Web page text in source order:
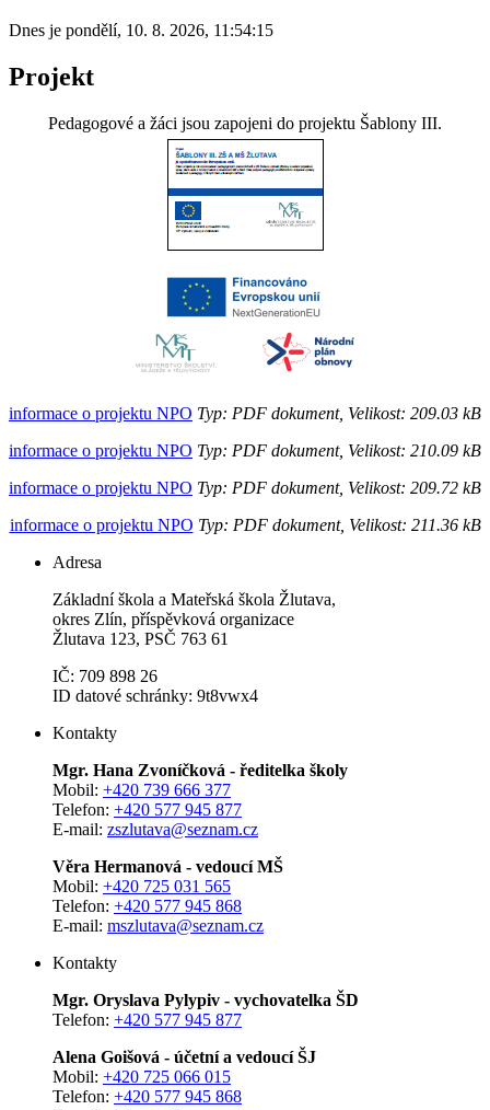
Dnes je pondělí, 10. 8. 2026, 11:54:15
Projekt
Pedagogové a žáci jsou zapojeni do projektu Šablony III.
informace o projektu NPO Typ: PDF dokument, Velikost: 209.03 kB
informace o projektu NPO Typ: PDF dokument, Velikost: 210.09 kB
informace o projektu NPO Typ: PDF dokument, Velikost: 209.72 kB
informace o projektu NPO Typ: PDF dokument, Velikost: 211.36 kB
Adresa
Základní škola a Mateřská škola Žlutava,
okres Zlín, příspěvková organizace
Žlutava 123, PSČ 763 61
IČ: 709 898 26
ID datové schránky: 9t8vwx4
Kontakty
Mgr. Hana Zvoníčková - ředitelka školy
Mobil: +420 739 666 377
Telefon: +420 577 945 877
E-mail: zszlutava@seznam.cz
Věra Hermanová - vedoucí MŠ
Mobil: +420 725 031 565
Telefon: +420 577 945 868
E-mail: mszlutava@seznam.cz
Kontakty
Mgr. Oryslava Pylypiv - vychovatelka ŠD
Telefon: +420 577 945 877
Alena Goišová - účetní a vedoucí ŠJ
Mobil: +420 725 066 015
Telefon: +420 577 945 868